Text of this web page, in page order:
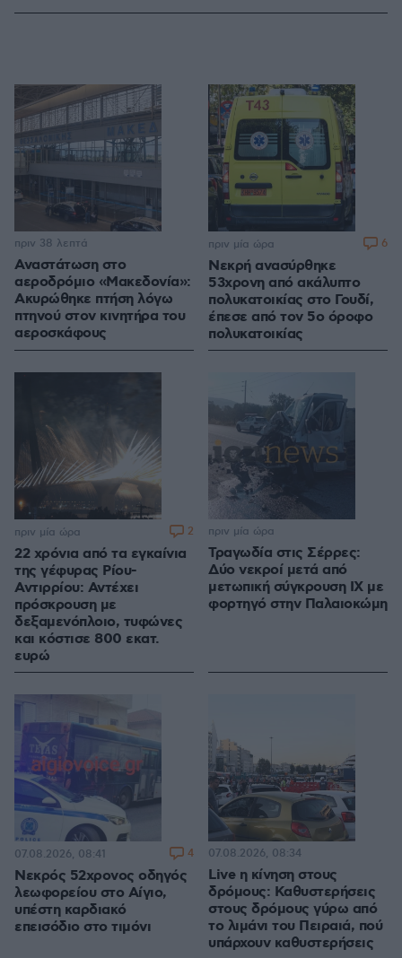
Αναστάτωση στο
αεροδρόμιο «Μακεδονία»:
Ακυρώθηκε πτήση λόγω
πτηνού στον κινητήρα του
αεροσκάφους
πριν 38 λεπτά
Νεκρή ανασύρθηκε
53χρονη από ακάλυπτο
πολυκατοικίας στο Γουδί,
έπεσε από τον 5ο όροφο
πολυκατοικίας
πριν μία ώρα 6
22 χρόνια από τα εγκαίνια
της γέφυρας Ρίου-
Αντιρρίου: Αντέχει
πρόσκρουση με
δεξαμενόπλοιο, τυφώνες
και κόστισε 800 εκατ.
ευρώ
πριν μία ώρα 2
Τραγωδία στις Σέρρες:
Δύο νεκροί μετά από
μετωπική σύγκρουση ΙΧ με
φορτηγό στην Παλαιοκώμη
πριν μία ώρα
Νεκρός 52χρονος οδηγός
λεωφορείου στο Αίγιο,
υπέστη καρδιακό
επεισόδιο στο τιμόνι
07.08.2026, 08:41 4
Live η κίνηση στους
δρόμους: Καθυστερήσεις
στους δρόμους γύρω από
το λιμάνι του Πειραιά, πού
υπάρχουν καθυστερήσεις
07.08.2026, 08:34